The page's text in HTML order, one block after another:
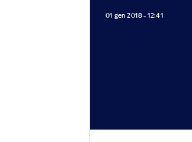
01 gen 2018 - 12:41